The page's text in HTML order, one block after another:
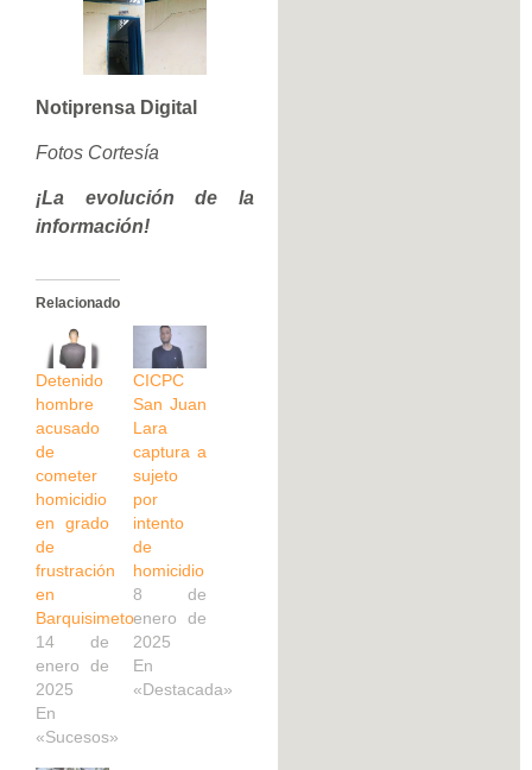
Notiprensa Digital
Fotos Cortesía
¡La evolución de la
información!
Relacionado
Detenido
hombre
acusado
de
cometer
homicidio
en grado
de
frustración
en
Barquisimeto
14 de
enero de
2025
En
«Sucesos»
CICPC
San Juan
Lara
captura a
sujeto
por
intento
de
homicidio
8 de
enero de
2025
En
«Destacada»